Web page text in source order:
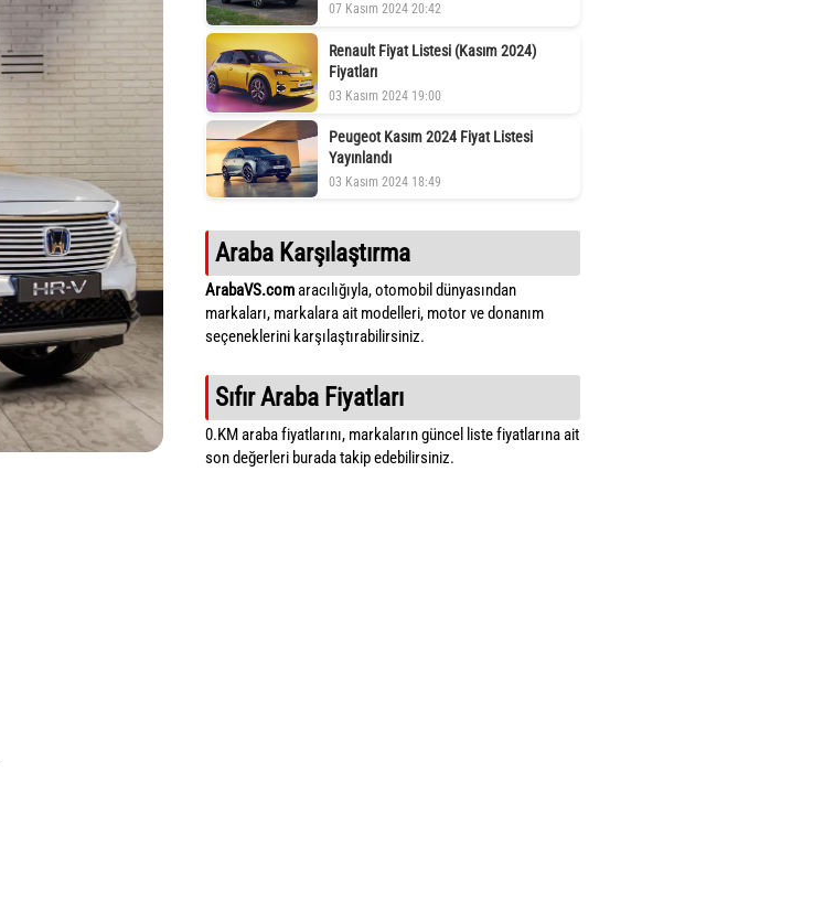
07 Kasım 2024 20:42
Renault Fiyat Listesi (Kasım 2024)
Fiyatları
03 Kasım 2024 19:00
Peugeot Kasım 2024 Fiyat Listesi
Yayınlandı
03 Kasım 2024 18:49
Araba Karşılaştırma
ArabaVS.comaracılığıyla, otomobil dünyasından
markaları, markalara ait modelleri, motor ve donanım
seçeneklerini karşılaştırabilirsiniz.
Sıfır Araba Fiyatları
0.KM araba fiyatlarını, markaların güncel liste fiyatlarına ait
son değerleri burada takip edebilirsiniz.